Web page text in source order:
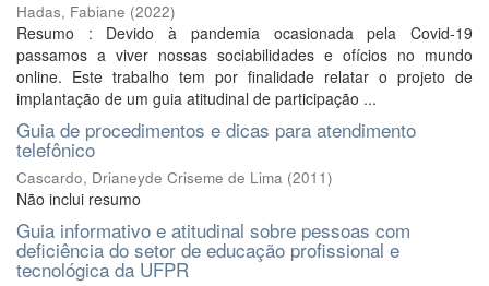
Hadas, Fabiane (2022)
Resumo : Devido à pandemia ocasionada pela Covid-19
passamos a viver nossas sociabilidades e ofícios no mundo
online. Este trabalho tem por finalidade relatar o projeto de
implantação de um guia atitudinal de participação ...
Guia de procedimentos e dicas para atendimento
telefônico
Cascardo, Drianeyde Criseme de Lima (2011)
Não inclui resumo
Guia informativo e atitudinal sobre pessoas com
deficiência do setor de educação profissional e
tecnológica da UFPR